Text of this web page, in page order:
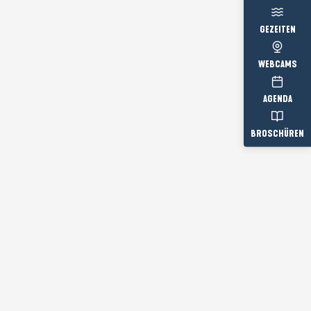
GEZEITEN
WEBCAMS
AGENDA
BROSCHÜREN